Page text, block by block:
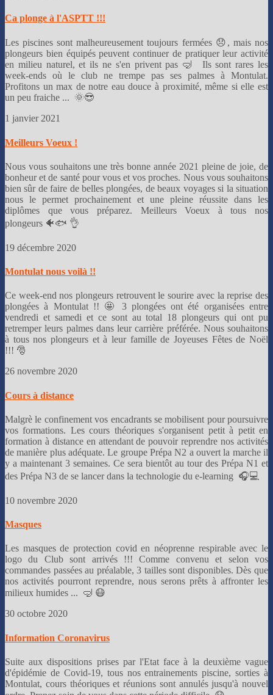
Ca plonge à l'ASPTT !!!
Les piscines sont malheureusement toujours fermées 😞, mais nos
plongeurs bien équipés peuvent continuer de pratiquer leur activité
en milieu naturel, et ils ne s'en privent pas 🤿 Ils sont rares les
week-ends où le club ne trempe pas ses palmes à Montulat.
Profitons un max de notre eau douce à proximité, même si elle est
un peu fraiche ... 🌞😎
1 janvier 2021
Meilleurs Voeux !
Nous vous souhaitons une très bonne année 2021 pleine de joie, de
bonheur et de santé pour vous et vos proches. Nous vous souhaitons
bien sûr de faire de belles plongées, de beaux voyages si la situation
nous le permet prochainement et une pleine réussite dans les
diplômes que vous préparez. Meilleurs Voeux à tous nos
plongeurs 🐠🐟 👌
19 décembre 2020
Montulat nous voilà !!
Ce week-end nos plongeurs retrouvent le sourire avec la reprise des
plongées à Montulat !! 🤩 3 plongées ont été organisées entre
vendredi et samedi et ce sont au total 18 plongeurs qui ont pu
retremper leurs palmes dans leur carrière préférée. Nous souhaitons
à tous nos plongeurs et à leur famille de Joyeuses Fêtes de Noël
!!! 🎅
26 novembre 2020
Cours à distance
Malgrè le confinement vos encadrants se mobilisent pour poursuivre
vos formations. Les cours théoriques s'organisent petit à petit en
formation à distance en attendant de pouvoir reprendre nos activités
de manière plus adéquate. Le groupe Prépa N2 a ouvert la marche il
y a maintenant 3 semaines. Ce sera bientôt au tour des Prépa N1 et
des Prépa N3 de se lancer dans la technologie du e-learning 🎧💻
10 novembre 2020
Masques
Les masques de protection covid en néoprenne respirable avec le
logo du Club sont arrivés !!!Comme convenu et selon vos
commandes passées au préalable, 3 tailles sont disponibles.Dès que
nos activités pourront reprendre, nous serons prêts à affronter les
milieux humides ... 🤿 😷
30 octobre 2020
Information Coronavirus
Suite aux dispositions prises par l'Etat face à la deuxième vague
d'épidémie de Covid-19, tous nos entrainements piscine, sorties à
Montulat, cours théoriques et réunions sont annulés jusqu'à nouvel